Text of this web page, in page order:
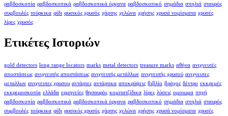
ραβδοσκοπία ραβδοσκοπικά ραβδοσκοπικά όργανα ραβδοσκοπικό σημάδια σπηλιά σταυρός
συμβουλές τούρκικα φίδι φυσικός χρυσός χάρτης χελώνα χρήσης χρυσά νομίσματα χρυσές
λίρες χρυσός
Ετικέτες Ιστοριών
gold detectors long range locators marks metal detectors treasure marks αθήνα ανιχνευτές
αποστάσεως ανιχνευτής αποστάσεως ανιχνευτής μετάλλων ανιχνευτής χρυσού ανιχνευτες
μεταλλων ανιχνευτες χρυσου αντάρτες αντάρτικα αποκρύψεις βιβλίο βράχος δέντρο εκκρεμές
εκκρεμοσκοπία ελλάδα ερμηνείες θησαυρός κομιτατζίδικα λίρες λύσεις ομοιωμα πηγή
ραβδοσκοπία ραβδοσκοπικά ραβδοσκοπικά όργανα ραβδοσκοπικό σημάδια σπηλιά σταυρός
συμβουλές τούρκικα φίδι φυσικός χρυσός χάρτης χελώνα χρήσης χρυσά νομίσματα χρυσές